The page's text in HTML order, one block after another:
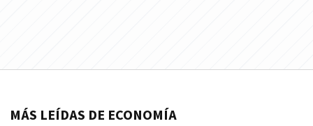
MÁS LEÍDAS DE ECONOMÍA